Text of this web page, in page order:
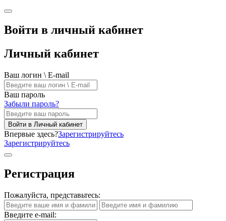
Войти в личный кабинет
Личный кабинет
Ваш логин \ E-mail
Ваш пароль
Забыли пароль?
Войти в Личный кабинет
Впервые здесь?Зарегистрируйтесь
Зарегистрируйтесь
Регистрация
Пожалуйста, представьтесь:
Введите e-mail: